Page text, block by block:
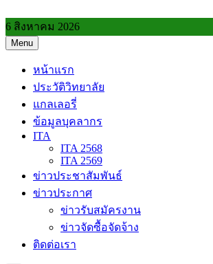
to
content
6 สิงหาคม 2026
Menu
หน้าแรก
ประวัติวิทยาลัย
แกลเลอรี่
ข้อมูลบุคลากร
ITA
ITA 2568
ITA 2569
ข่าวประชาสัมพันธ์
ข่าวประกาศ
ข่าวรับสมัครงาน
ข่าวจัดซื้อจัดจ้าง
ติดต่อเรา